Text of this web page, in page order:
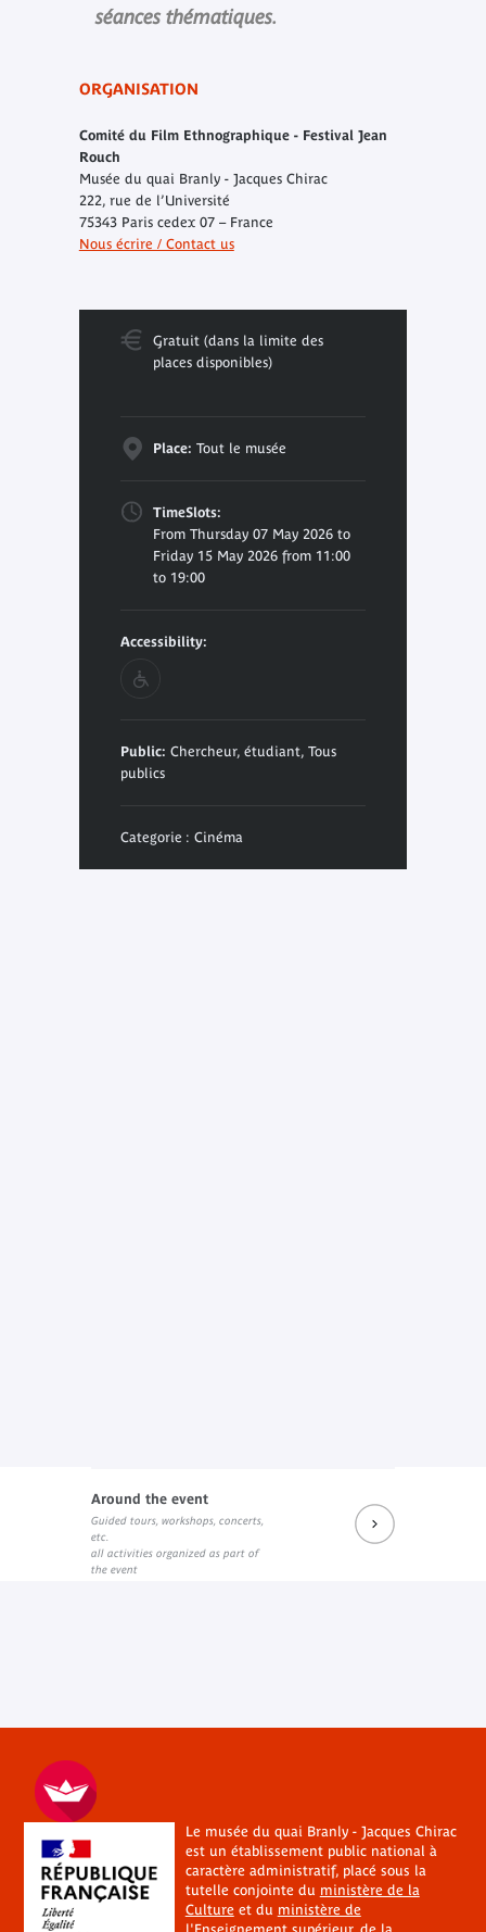
séances thématiques.
ORGANISATION
Comité du Film Ethnographique - Festival Jean
Rouch
Musée du quai Branly - Jacques Chirac
222, rue de l’Université
75343 Paris cedex 07 – France
Nous écrire / Contact us
Gratuit (dans la limite des
places disponibles)
Place: Tout le musée
TimeSlots:
From Thursday 07 May 2026 to
Friday 15 May 2026 from 11:00
to 19:00
Accessibility:
Public: Chercheur, étudiant, Tous
publics
Categorie : Cinéma
Around the event
Guided tours, workshops, concerts,
etc.
all activities organized as part of
the event
Le musée du quai Branly - Jacques Chirac
est un établissement public national à
caractère administratif, placé sous la
tutelle conjointe du ministère de la
Cultureet du ministère de